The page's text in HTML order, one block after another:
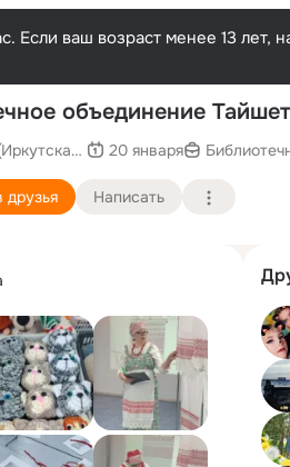
Если ваш возраст менее 13 лет,
объединение Тайшет
область)
20 января
друзья Написать